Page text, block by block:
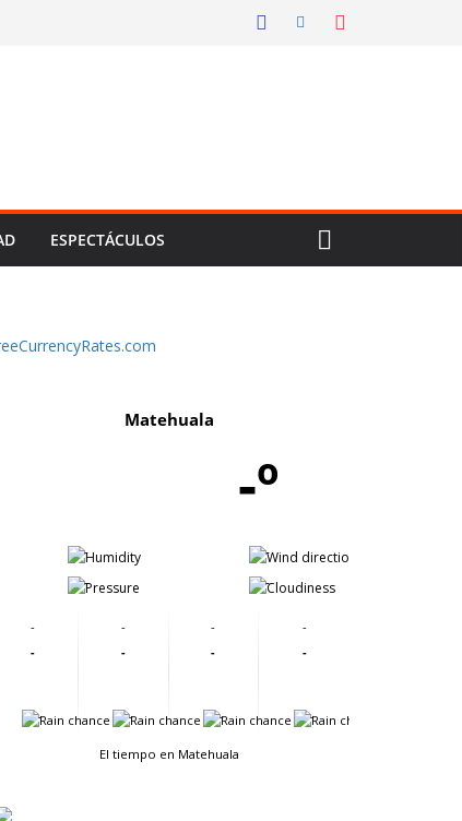
ESPECTÁCULOS
Matehuala
-º
-
-
-
-
-
-
-
-
-
-
-
-
-
-
-
-
El tiempo en Matehuala